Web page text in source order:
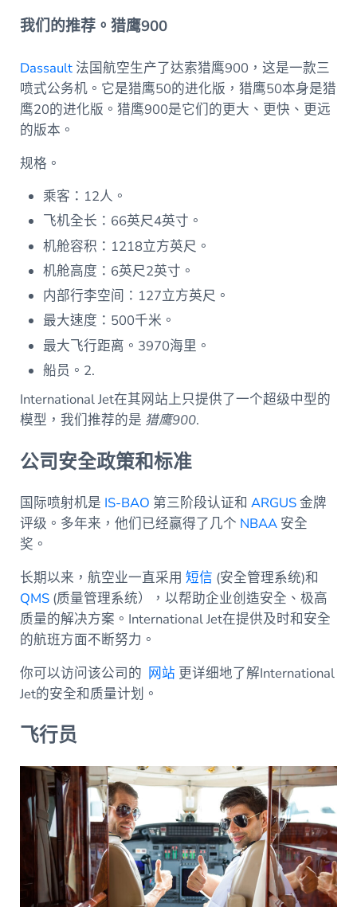
我们的推荐。猎鹰900
Dassault法国航空生产了达索猎鹰900，这是一款三
喷式公务机。它是猎鹰50的进化版，猎鹰50本身是猎
鹰20的进化版。猎鹰900是它们的更大、更快、更远
的版本。
规格。
乘客：12人。
飞机全长：66英尺4英寸。
机舱容积：1218立方英尺。
机舱高度：6英尺2英寸。
内部行李空间：127立方英尺。
最大速度：500千米。
最大飞行距离。3970海里。
船员。2.
International Jet在其网站上只提供了一个超级中型的
模型，我们推荐的是 猎鹰900.
公司安全政策和标准
国际喷射机是 IS-BAO 第三阶段认证和 ARGUS金牌
评级。多年来，他们已经赢得了几个 NBAA安全
奖。
长期以来，航空业一直采用 短信 (安全管理系统)和
QMS(质量管理系统），以帮助企业创造安全、极高
质量的解决方案。International Jet在提供及时和安全
的航班方面不断努力。
你可以访问该公司的 网站 更详细地了解International
Jet的安全和质量计划。
飞行员